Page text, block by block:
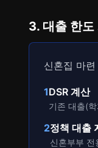
3. 대출 한도
신혼집 마
1DSR 계산
기존 대출(
2정책 대출
신혼부부